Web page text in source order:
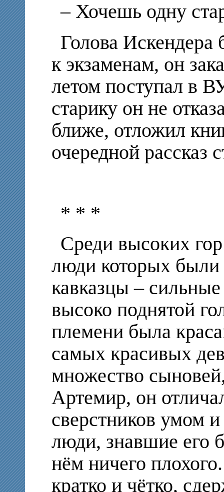
– Хочешь одну
Голова Искендера
к экзаменам, он
летом поступал в
старику он не
ближе, отложил
очередной рассказ
* * *
Среди высоких
люди которых
кавказцы –
высоко поднятой
племени была
самых красивых
множество
Артемир, он
сверстников умом
люди, знавшие его
нём ничего
кратко и чётко,